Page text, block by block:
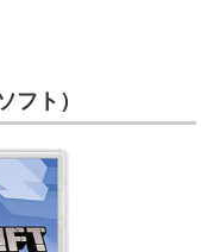
フト）